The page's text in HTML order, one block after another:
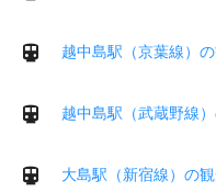
越中島駅（京葉線）
越中島駅（武蔵野線
大島駅（新宿線）の